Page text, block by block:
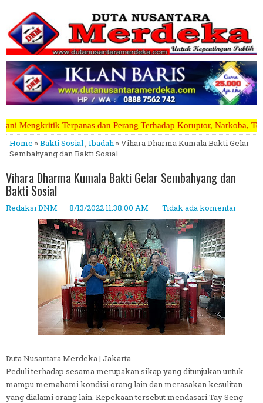
Perang Terhadap Koruptor, Narkoba, Teroris Musuh Rakyat
Home »Bakti Sosial, Ibadah » Vihara Dharma Kumala Bakti Gelar
Sembahyang dan Bakti Sosial
Vihara Dharma Kumala Bakti Gelar Sembahyang dan
Bakti Sosial
Redaksi DNM 8/13/2022 11:38:00 AM Tidak ada komentar
Duta Nusantara Merdeka | Jakarta
Peduli terhadap sesama merupakan sikap yang ditunjukan untuk
mampu memahami kondisi orang lain dan merasakan kesulitan
yang dialami orang lain. Kepekaan tersebut mendasari Tay Seng